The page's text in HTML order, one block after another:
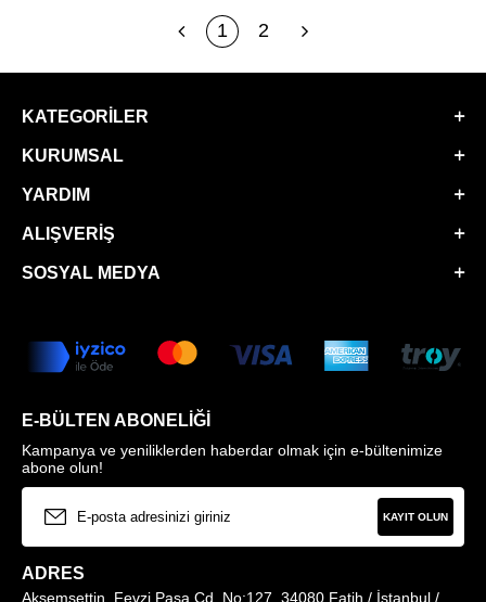
1 2
KATEGORILER
KURUMSAL
YARDIM
ALIŞVERIŞ
SOSYAL MEDYA
E-BÜLTEN ABONELIĞI
Kampanya ve yeniliklerden haberdar olmak için e-bültenimize
abone olun!
KAYIT OLUN
ADRES
Akşemsettin, Fevzi Paşa Cd. No:127, 34080 Fatih / İstanbul /